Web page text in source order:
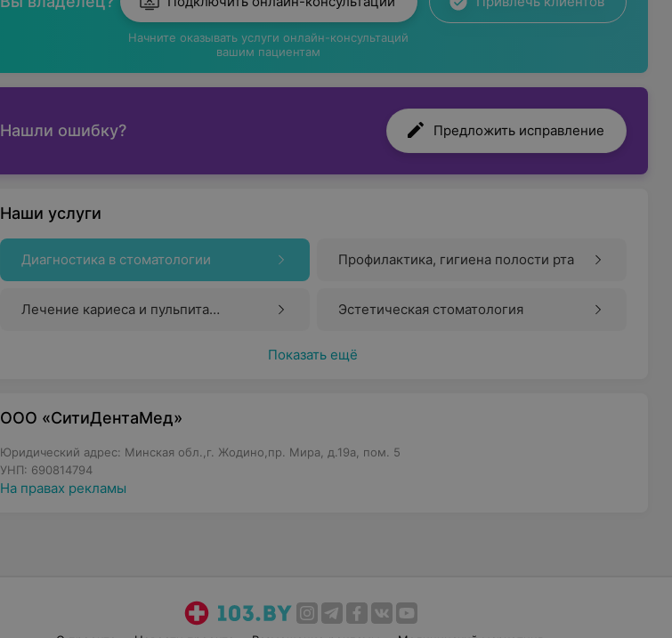
Начните оказывать услуги онлайн-консультаций
вашим пациентам
Нашли ошибку? Предложить исправление
Наши услуги
Диагностика в стоматологии Профилактика, гигиена полости рта
Лечение кариеса и пульпита
Эстетическая стоматология
Показать ещё
ООО «СитиДентаМед»
Юридический адрес: Минская обл.,г. Жодино,пр. Мира, д.19а, пом. 5
УНП: 690814794
На правах рекламы